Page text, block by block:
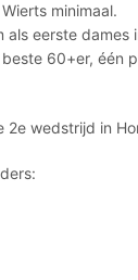
minimaal.
als eerste
60+er, één
wedstrijd in